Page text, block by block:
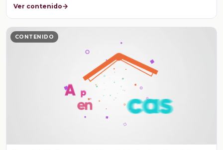
Ver contenido
CONTENIDO